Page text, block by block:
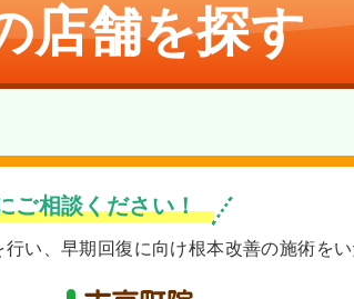
店舗を探す
ご相談ください！
い、早期回復に向け根本改善の施術をい